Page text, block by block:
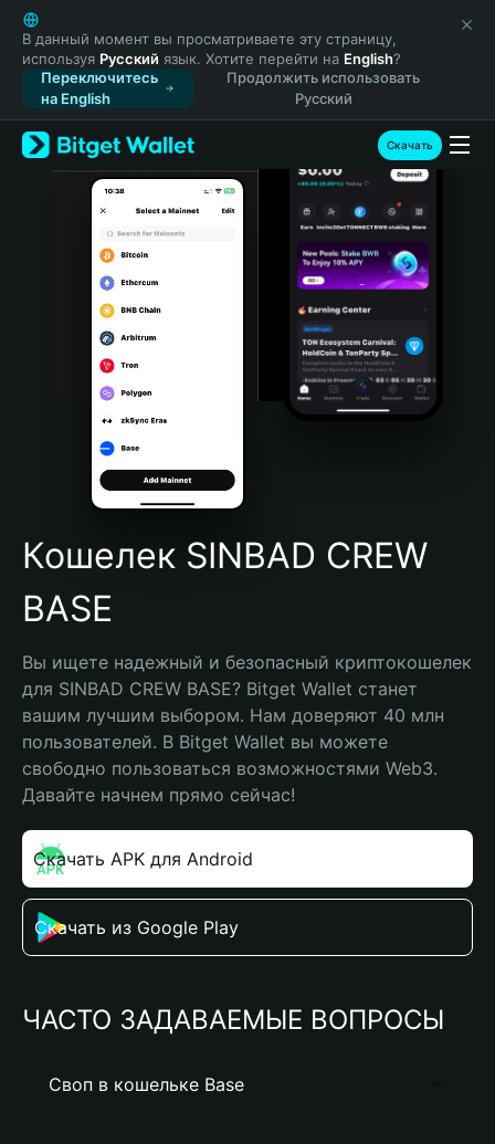
English
日本語
Tiếng Việt
Русский
Español (Latinoamérica)
Türkçe
Italiano
Português (Portugal)
Bahasa Indonesia
Português (Brasil)
Español (Argentina)
В данный момент вы просматриваете эту страницу,
используя Русский язык. Хотите перейти на English?
Переключитесь
на English
Продолжить использовать
Русский
Скачать
Кошелек SINBAD CREW
BASE
Вы ищете надежный и безопасный криптокошелек
для SINBAD CREW BASE? Bitget Wallet станет
вашим лучшим выбором. Нам доверяют 40 млн
пользователей. В Bitget Wallet вы можете
свободно пользоваться возможностями Web3.
Давайте начнем прямо сейчас!
Скачать APK для Android
Скачать из Google Play
ЧАСТО ЗАДАВАЕМЫЕ ВОПРОСЫ
Своп в кошельке Base